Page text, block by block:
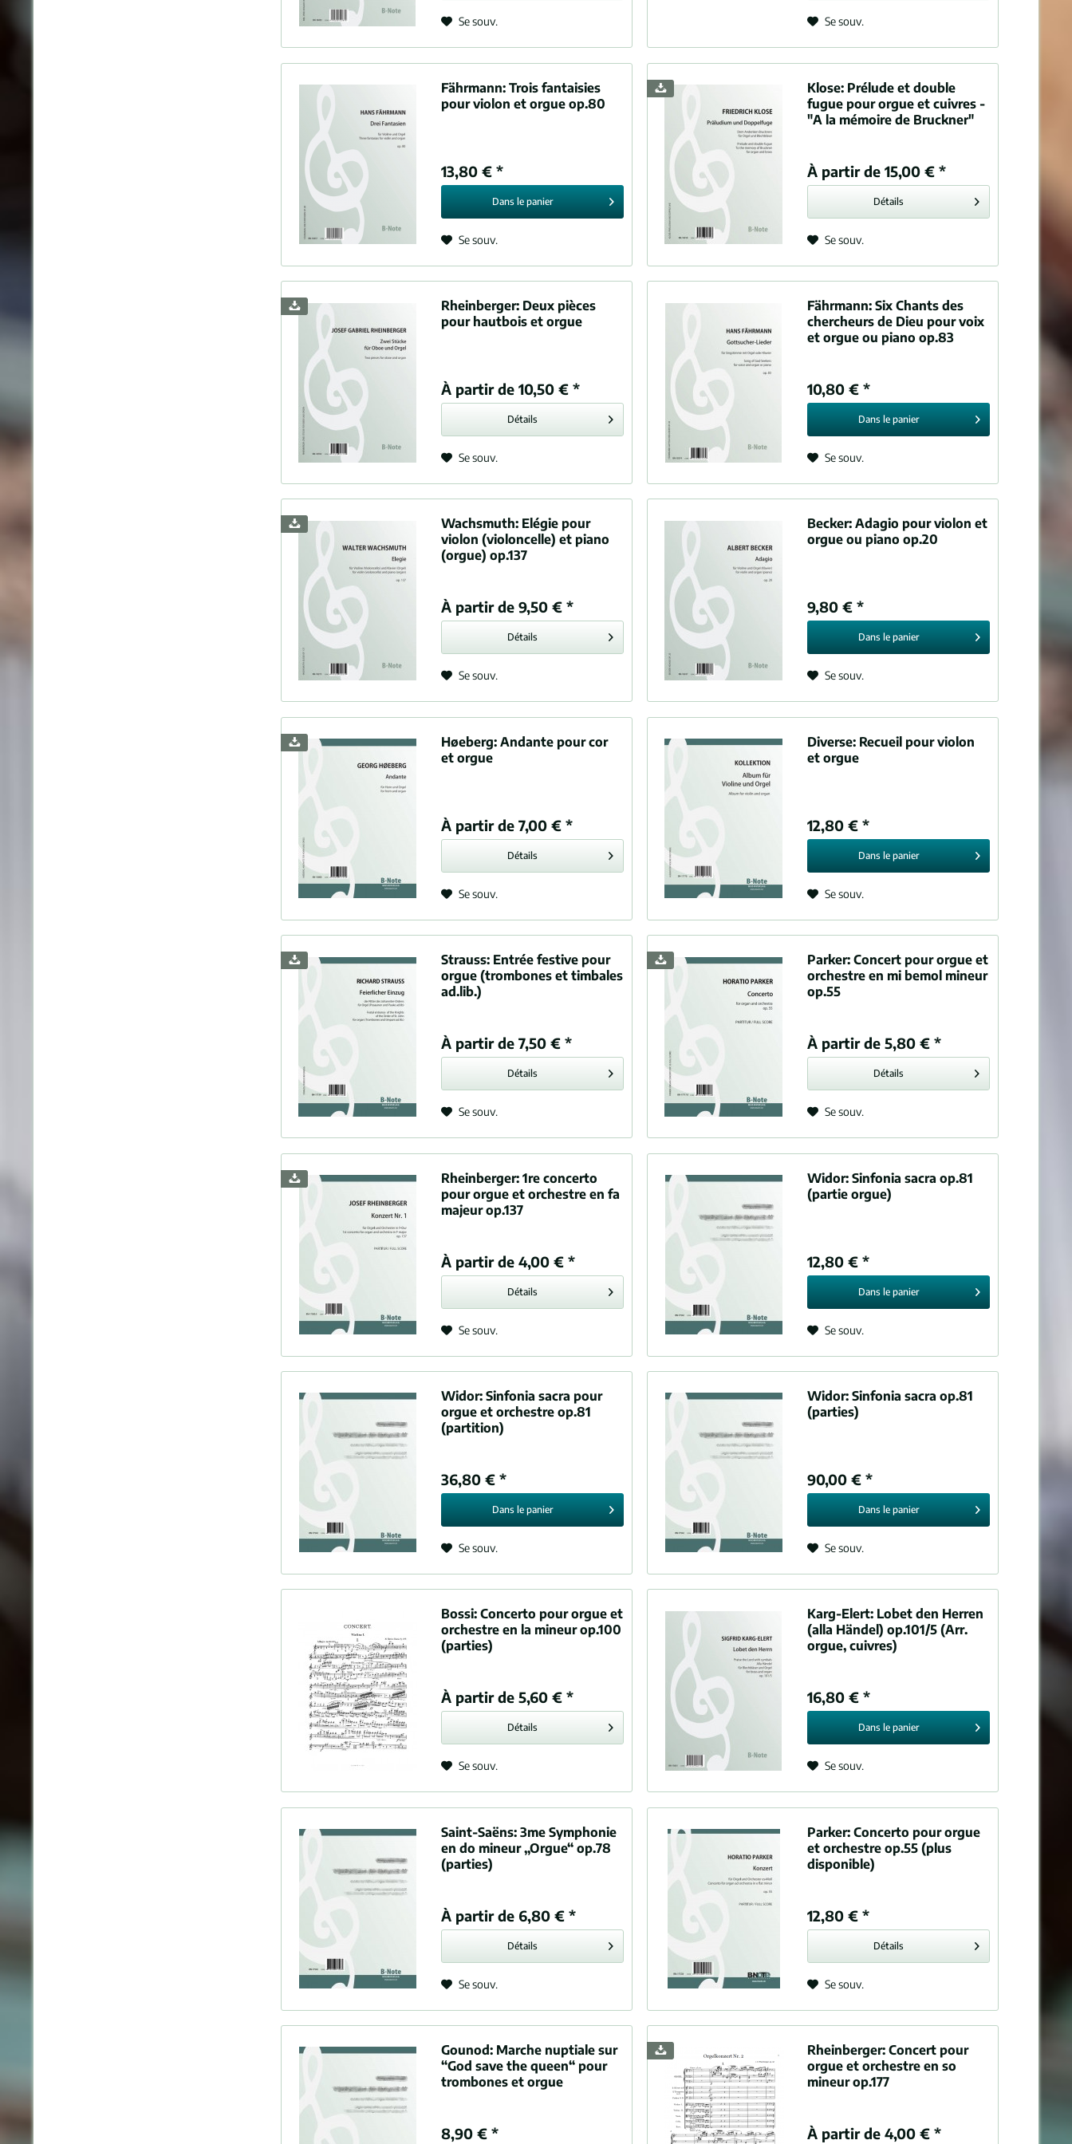
Saint-Saëns, Camille (1835-1921)
Schumann, Camillo (1872-1946)
Strauss, Richard (1864-1949)
Tombelle, Fernand de la (1854-1928)
Vierne, Louis (1870-1937)
Wachsmuth, Walter (1882-1964)
Wermann, Oskar (1840-1906)
Widor, Charles Marie (1844-1937)
Yon, Pietro (1886-1943)
Cor
Cordes
Se souv. Se souv.
Fährmann:Trois fantaisies
pour violon et orgue op.80
13,80 € *
Dans le panier
Se souv.
Klose: Prélude et double
fugue pour orgue et cuivres -
"A la mémoire de Bruckner"
À partir de 15,00 € *
Détails
Se souv.
Rheinberger: Deux pièces
pour hautbois et orgue
À partir de 10,50 € *
Détails
Se souv.
Fährmann:Six Chants des
chercheurs de Dieu pour voix
et orgue ou piano op.83
10,80 € *
Dans le panier
Se souv.
Wachsmuth: Elégie pour
violon (violoncelle) et piano
(orgue) op.137
À partir de 9,50 € *
Détails
Se souv.
Becker:Adagio pour violon et
orgue ou piano op.20
9,80 € *
Dans le panier
Se souv.
Høeberg:Andante pour cor
et orgue
À partir de 7,00 € *
Détails
Se souv.
Diverse: Recueil pour violon
et orgue
12,80 € *
Dans le panier
Se souv.
Strauss: Entrée festive pour
orgue (trombones et timbales
ad.lib.)
À partir de 7,50 € *
Détails
Se souv.
Parker:Concert pour orgue et
orchestre en mi bemol mineur
op.55
À partir de 5,80 € *
Détails
Se souv.
Rheinberger:1re concerto
pour orgue et orchestre en fa
majeur op.137
À partir de 4,00 € *
Détails
Se souv.
Widor:Sinfonia sacra op.81
(partie orgue)
12,80 € *
Dans le panier
Se souv.
Widor:Sinfonia sacra pour
orgue et orchestre op.81
(partition)
36,80 € *
Dans le panier
Se souv.
Widor:Sinfonia sacra op.81
(parties)
90,00 € *
Dans le panier
Se souv.
Bossi:Concerto pour orgue et
orchestre en la mineur op.100
(parties)
À partir de 5,60 € *
Détails
Se souv.
Karg-Elert: Lobet den Herren
(alla Händel) op.101/5 (Arr.
orgue, cuivres)
16,80 € *
Dans le panier
Se souv.
Saint-Saëns:3me Symphonie
en do mineur „Orgue“ op.78
(parties)
À partir de 6,80 € *
Détails
Se souv.
Parker:Concerto pour orgue
et orchestre op.55 (plus
disponible)
12,80 € *
Détails
Se souv.
Gounod: Marche nuptiale sur
“God save the queen“ pour
trombones et orgue
8,90 € *
Rheinberger:Concert pour
orgue et orchestre en so
mineur op.177
À partir de 4,00 € *